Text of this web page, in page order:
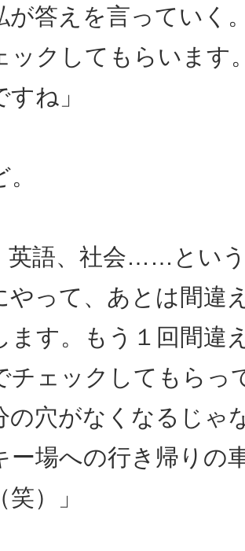
が答えを言っていく
ックしてもらいます
ね」
英語、社会……とい
やって、あとは間違
ます。もう１回間違
チェックしてもらっ
の穴がなくなるじゃ
ー場への行き帰りの
）」